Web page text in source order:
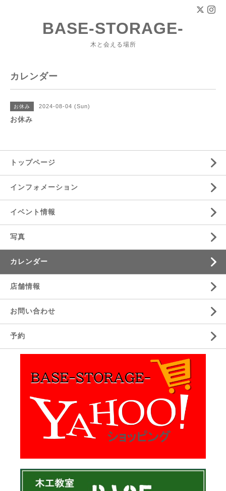
BASE-STORAGE-
木と会える場所
カレンダー
お休み 2024-08-04 (Sun)
お休み
トップページ
インフォメーション
イベント情報
写真
カレンダー
店舗情報
お問い合わせ
予約